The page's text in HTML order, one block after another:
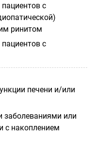
с
ринитом
с
печени и/или
или
с накоплением